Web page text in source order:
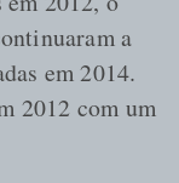
a
em 2014.
2012 com um